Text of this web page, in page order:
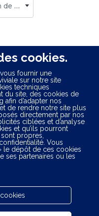
cookies.
fournir une
sur notre site
techniques
du site, des cookies de
afin d’adapter nos
de rendre notre site plus
directement par nos
ciblées et d’analyse
et qu’ils pourront
propres,
Vous
le dépôt de ces cookies
ses partenaires ou les
Votre code postal, ville ou nom de centre
: